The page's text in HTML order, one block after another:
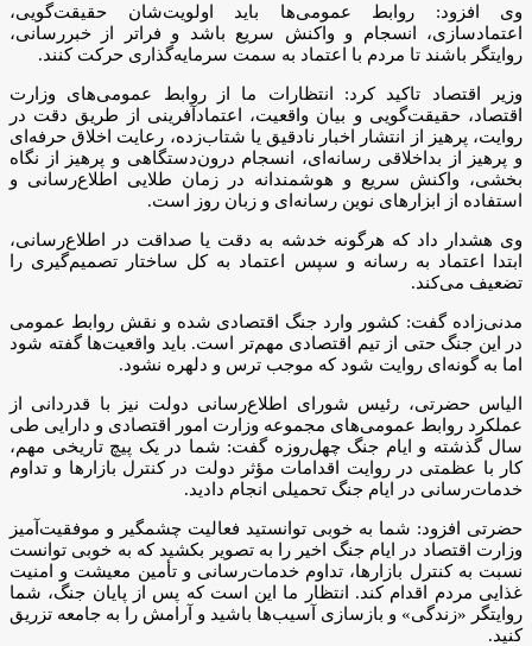
وی افزود: روابط عمومی‌ها باید اولویت‌شان حقیقت‌گویی،
اعتمادسازی، انسجام و واکنش سریع باشد و فراتر از خبررسانی،
روایتگر باشند تا مردم با اعتماد به سمت سرمایه‌گذاری حرکت کنند.
وزیر اقتصاد تاکید کرد: انتظارات ما از روابط عمومی‌های وزارت
اقتصاد، حقیقت‌گویی و بیان واقعیت، اعتمادآفرینی از طریق دقت در
روایت، پرهیز از انتشار اخبار نادقیق یا شتاب‌زده، رعایت اخلاق حرفه‌ای
و پرهیز از بداخلاقی رسانه‌ای، انسجام درون‌دستگاهی و پرهیز از نگاه
بخشی، واکنش سریع و هوشمندانه در زمان طلایی اطلاع‌رسانی و
استفاده از ابزارهای نوین رسانه‌ای و زبان روز است.
وی هشدار داد که هرگونه خدشه به دقت یا صداقت در اطلاع‌رسانی،
ابتدا اعتماد به رسانه و سپس اعتماد به کل ساختار تصمیم‌گیری را
تضعیف می‌کند.
مدنی‌زاده گفت: کشور وارد جنگ اقتصادی شده و نقش روابط عمومی
در این جنگ حتی از تیم اقتصادی مهم‌تر است. باید واقعیت‌ها گفته شود
اما به گونه‌ای روایت شود که موجب ترس و دلهره نشود.
الیاس حضرتی، رئیس شورای اطلاع‌رسانی دولت نیز با قدردانی از
عملکرد روابط عمومی‌های مجموعه وزارت امور اقتصادی و دارایی طی
سال گذشته و ایام جنگ چهل‌روزه گفت: شما در یک پیچ تاریخی مهم،
کار با عظمتی در روایت اقدامات مؤثر دولت در کنترل بازارها و تداوم
خدمات‌رسانی در ایام جنگ تحمیلی انجام دادید.
حضرتی افزود: شما به خوبی توانستید فعالیت چشمگیر و موفقیت‌آمیز
وزارت اقتصاد در ایام جنگ اخیر را به تصویر بکشید که به خوبی توانست
نسبت به کنترل بازارها، تداوم خدمات‌رسانی و تأمین معیشت و امنیت
غذایی مردم اقدام کند. انتظار ما این است که پس از پایان جنگ، شما
روایتگر «زندگی» و بازسازی آسیب‌ها باشید و آرامش را به جامعه تزریق
کنید.